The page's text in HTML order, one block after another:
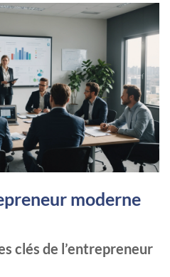
moderne
clés de l’entrepreneur